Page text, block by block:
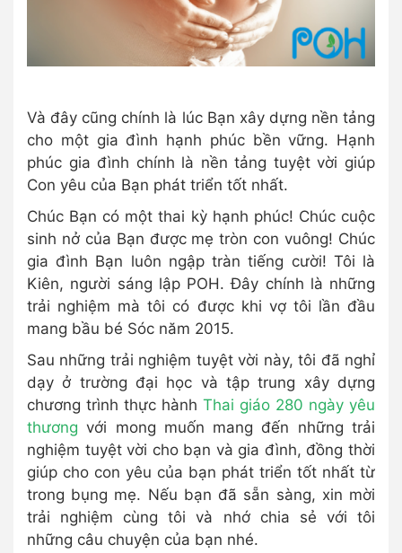
Và đây cũng chính là lúc Bạn xây dựng nền tảng
cho một gia đình hạnh phúc bền vững. Hạnh
phúc gia đình chính là nền tảng tuyệt vời giúp
Con yêu của Bạn phát triển tốt nhất.
Chúc Bạn có một thai kỳ hạnh phúc! Chúc cuộc
sinh nở của Bạn được mẹ tròn con vuông! Chúc
gia đình Bạn luôn ngập tràn tiếng cười! Tôi là
Kiên, người sáng lập POH. Đây chính là những
trải nghiệm mà tôi có được khi vợ tôi lần đầu
mang bầu bé Sóc năm 2015.
Sau những trải nghiệm tuyệt vời này, tôi đã nghỉ
dạy ở trường đại học và tập trung xây dựng
chương trình thực hành Thai giáo 280 ngày yêu
thương với mong muốn mang đến những trải
nghiệm tuyệt vời cho bạn và gia đình, đồng thời
giúp cho con yêu của bạn phát triển tốt nhất từ
trong bụng mẹ. Nếu bạn đã sẵn sàng, xin mời
trải nghiệm cùng tôi và nhớ chia sẻ với tôi
những câu chuyện của bạn nhé.